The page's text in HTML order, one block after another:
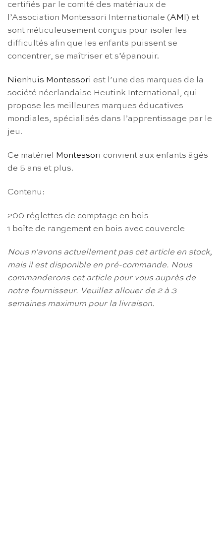
certifiés par le comité des matériaux de
l’Association Montessori Internationale (AMI ) et
sont méticuleusement conçus pour isoler les
difficultés afin que les enfants puissent se
concentrer, se maîtriser et s’épanouir.
Nienhuis Montessori est l’une des marques de la
société néerlandaise Heutink International, qui
propose les meilleures marques éducatives
mondiales, spécialisés dans l’apprentissage par le
jeu.
Ce matériel Montessori convient aux enfants âgés
de 5 ans et plus.
Contenu:
200 réglettes de comptage en bois
1 boîte de rangement en bois avec couvercle
Nous n'avons actuellement pas cet article en stock,
mais il est disponible en pré-commande. Nous
commanderons cet article pour vous auprès de
notre fournisseur. Veuillez allouer de 2 à 3
semaines maximum pour la livraison.